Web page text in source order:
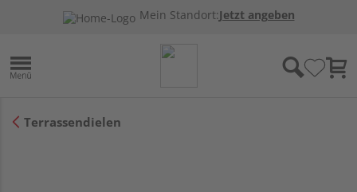
Mein Standort:Jetzt angeben
Terrassendielen